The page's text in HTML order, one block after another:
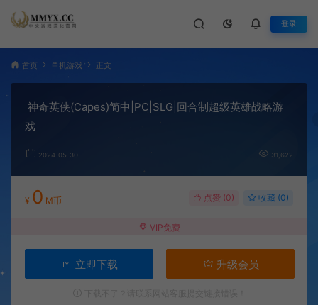
登录
首页 单机游戏 正文
神奇英侠(Capes)简中|PC|SLG|回合制超级英雄战略游
戏
2024-05-30 31,622
¥ 0 M币 点赞 (0) 收藏 (0)
VIP免费
立即下载 升级会员